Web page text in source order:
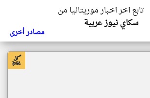
تابع اخر اخبار موريتانيا من
سكاي نيوز عربية
مصادر أخرى